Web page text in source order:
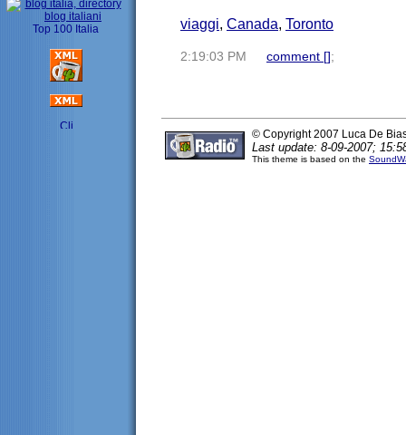
viaggi, Canada, Toronto
2:19:03 PM comment [] ;
© Copyright 2007 Luca De
Last update: 8-09-2007;
This theme is based on the